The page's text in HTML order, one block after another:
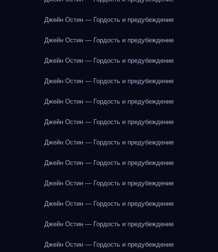
Джейн Остин — Гордость и предубеждение
Джейн Остин — Гордость и предубеждение
Джейн Остин — Гордость и предубеждение
Джейн Остин — Гордость и предубеждение
Джейн Остин — Гордость и предубеждение
Джейн Остин — Гордость и предубеждение
Джейн Остин — Гордость и предубеждение
Джейн Остин — Гордость и предубеждение
Джейн Остин — Гордость и предубеждение
Джейн Остин — Гордость и предубеждение
Джейн Остин — Гордость и предубеждение
Джейн Остин — Гордость и предубеждение